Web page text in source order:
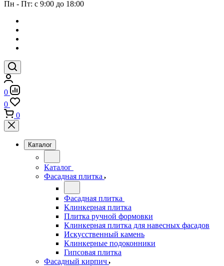
Пн - Пт: с 9:00 до 18:00
0
0
0
Каталог
Каталог
Фасадная плитка
Фасадная плитка
Клинкерная плитка
Плитка ручной формовки
Клинкерная плитка для навесных фасадов
Искусственный камень
Клинкерные подоконники
Гипсовая плитка
Фасадный кирпич